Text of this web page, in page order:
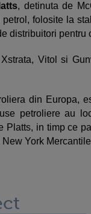
, detinuta de
folosite la
distribuitori pentru
Vitol si
din Europa,
petroliere au
Platts, in timp ce
York